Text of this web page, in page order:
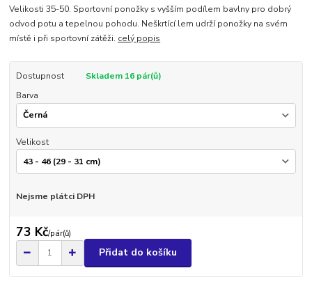
Velikosti 35-50. Sportovní ponožky s vyšším podílem bavlny pro dobrý
odvod potu a tepelnou pohodu. Neškrtící lem udrží ponožky na svém
místě i při sportovní zátěži. celý popis
Dostupnost
Skladem 16 pár(ů)
Barva
Velikost
Nejsme plátci DPH
73 Kč/pár(ů)
Přidat do košíku